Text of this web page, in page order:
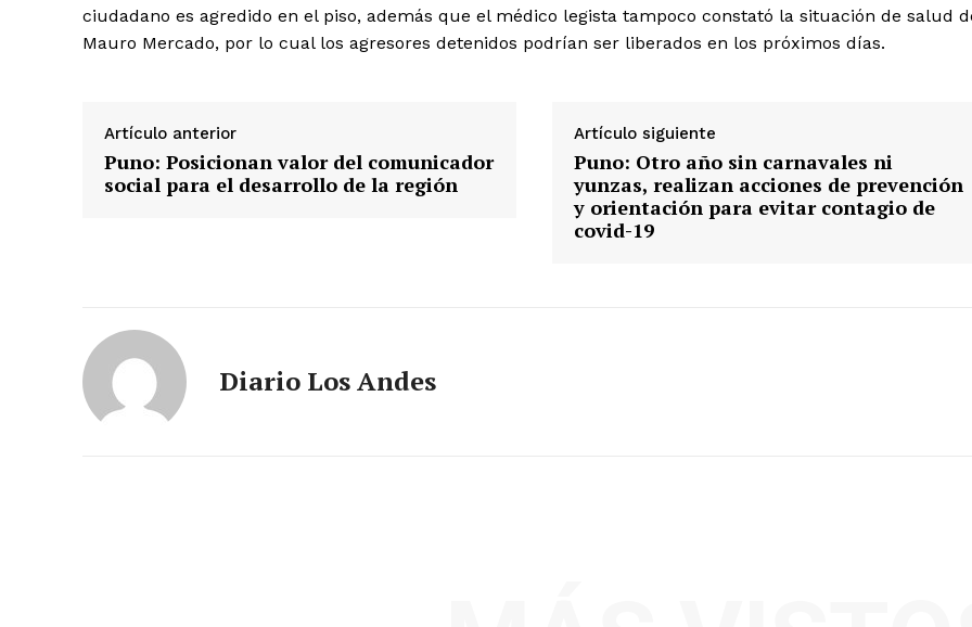
SUSCRIBETE
Nosotros
Contacto
ciudadano es agredido en el piso, además que el médico legista tampoco constató la situación de salud
Mauro Mercado, por lo cual los agresores detenidos podrían ser liberados en los próximos días.
Artículo anterior
Puno: Posicionan valor del comunicador
social para el desarrollo de la región
Artículo siguiente
Puno: Otro año sin carnavales ni
yunzas, realizan acciones de prevención
y orientación para evitar contagio de
covid-19
Diario Los Andes